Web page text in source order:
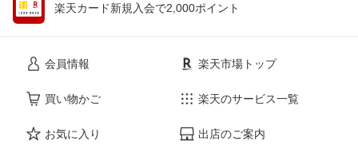
楽天カード新規入会で2,000ポイント
会員情報
買い物かご
お気に入り
楽天市場トップ
楽天のサービス一覧
出店のご案内